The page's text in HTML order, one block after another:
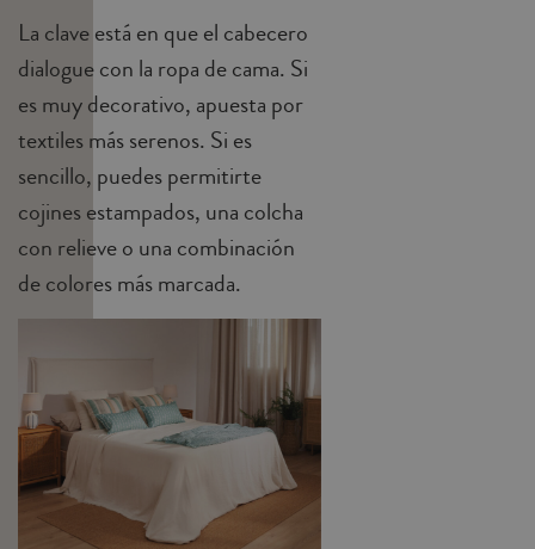
La clave está en que el cabecero
dialogue con la ropa de cama. Si
es muy decorativo, apuesta por
textiles más serenos. Si es
sencillo, puedes permitirte
cojines estampados, una colcha
con relieve o una combinación
de colores más marcada.